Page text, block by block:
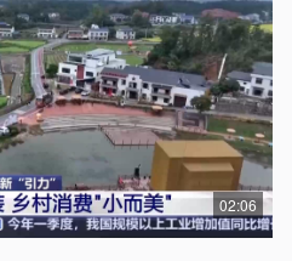
02:06